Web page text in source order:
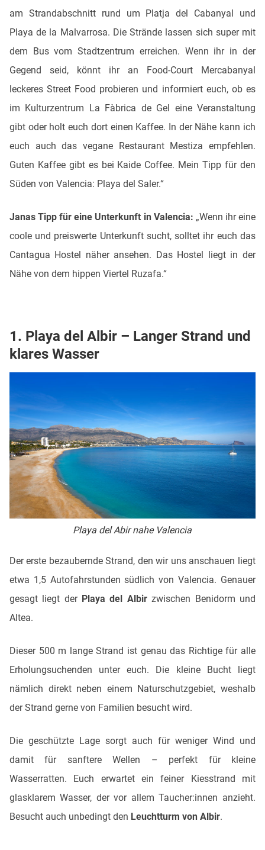
am Strandabschnitt rund um Platja del Cabanyal und
Playa de la Malvarrosa. Die Strände lassen sich super mit
dem Bus vom Stadtzentrum erreichen. Wenn ihr in der
Gegend seid, könnt ihr an Food-Court Mercabanyal
leckeres Street Food probieren und informiert euch, ob es
im Kulturzentrum La Fàbrica de Gel eine Veranstaltung
gibt oder holt euch dort einen Kaffee. In der Nähe kann ich
euch auch das vegane Restaurant Mestiza empfehlen.
Guten Kaffee gibt es bei Kaide Coffee. Mein Tipp für den
Süden von Valencia: Playa del Saler.“
Janas Tipp für eine Unterkunft in Valencia: „Wenn ihr eine
coole und preiswerte Unterkunft sucht, solltet ihr euch das
Cantagua Hostel näher ansehen. Das Hostel liegt in der
Nähe von dem hippen Viertel Ruzafa.“
1. Playa del Albir – Langer Strand und
klares Wasser
Playa del Abir nahe Valencia
Der erste bezaubernde Strand, den wir uns anschauen liegt
etwa 1,5 Autofahrstunden südlich von Valencia. Genauer
gesagt liegt der Playa del Albirzwischen Benidorm und
Altea.
Dieser 500 m lange Strand ist genau das Richtige für alle
Erholungsuchenden unter euch. Die kleine Bucht liegt
nämlich direkt neben einem Naturschutzgebiet, weshalb
der Strand gerne von Familien besucht wird.
Die geschützte Lage sorgt auch für weniger Wind und
damit für sanftere Wellen – perfekt für kleine
Wasserratten. Euch erwartet ein feiner Kiesstrand mit
glasklarem Wasser, der vor allem Taucher:innen anzieht.
Besucht auch unbedingt den Leuchtturm von Albir.